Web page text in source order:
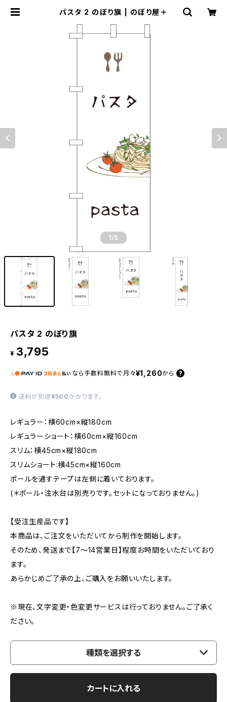
パスタ 2 のぼり旗 | のぼり屋＋
1 /5
パスタ 2 のぼり旗
¥ 3,795
なら 手数料無料で 月々¥1,260から
送料が別途 ¥500 かかります。
レギュラー：横60cm×縦180cm
レギュラーショート：横60cm×縦160cm
スリム：横45cm×縦180cm
スリムショート:横45cm×縦160cm
ポールを通すテープは左側に着いております。
(＊ポール・注水台は別売りです。セットになっておりません。)
【受注生産品です】
本商品は、ご注文をいただいてから制作を開始します。
そのため、発送まで【7〜14営業日】程度お時間をいただいており
ます。
あらかじめご了承の上、ご購入をお願いいたします。
※現在、文字変更・色変更サービスは行っておりません。ご了承く
ださい。
種類を選択する
カートに入れる